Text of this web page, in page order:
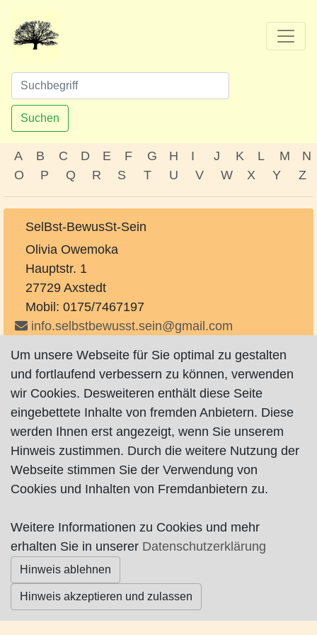
Suchen
A B C D E F G H I J K L M
N
O
P Q R S T U V W X Y Z
SelBst-BewusSt-Sein
Olivia Owemoka
Hauptstr. 1
27729 Axstedt
Mobil: 0175/7467197
info.selbstbewusst.sein@gmail.com
Impressum|Datenschutz| AGB
Um unsere Webseite für Sie optimal zu gestalten
und fortlaufend verbessern zu können, verwenden
wir Cookies. Desweiteren enthält diese Seite
eingebettete Inhalte von fremden Anbietern. Diese
werden Ihnen erst angezeigt, wenn Sie unserem
Hinweis zustimmen. Durch die weitere Nutzung der
Webseite stimmen Sie der Verwendung von
Cookies und Inhalten von Fremdanbietern zu.
Weitere Informationen zu Cookies und mehr
erhalten Sie in unserer Datenschutzerklärung
Hinweis ablehnen
Hinweis akzeptieren und zulassen